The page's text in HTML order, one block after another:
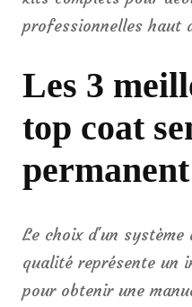
professionnelles haut
Les 3
top coat
Le choix d'un
qualité représente un
pour obtenir une